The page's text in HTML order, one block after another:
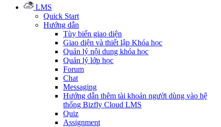
LMS
Quick Start
Hướng dẫn
Tùy biến giao diện
Giao diện và thiết lập Khóa học
Quản lý nội dung khóa học
Quản lý lớp học
Forum
Chat
Messaging
Hướng dẫn thêm tài khoản người dùng vào hệ
thống Bizfly Cloud LMS
Quiz
Assignment